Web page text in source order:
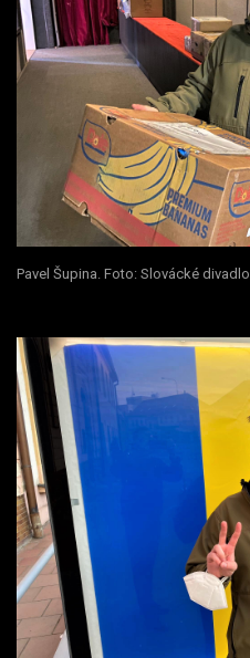
Pavel Šupina. Foto: Slovácké divadlo